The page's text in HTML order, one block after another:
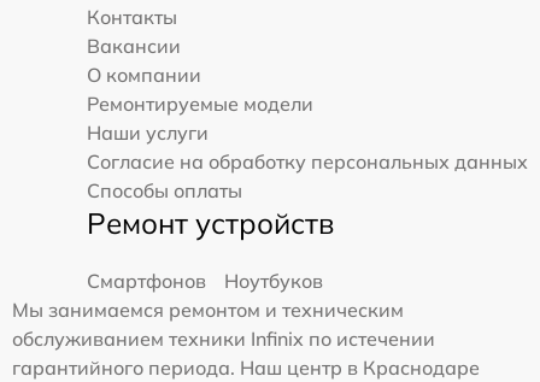
Контакты
Вакансии
О компании
Ремонтируемые модели
Наши услуги
Согласие на обработку персональных данных
Способы оплаты
Ремонт устройств
Смартфонов
Ноутбуков
Мы занимаемся ремонтом и техническим
обслуживанием техники Infinix по истечении
гарантийного периода. Наш центр в Краснодаре